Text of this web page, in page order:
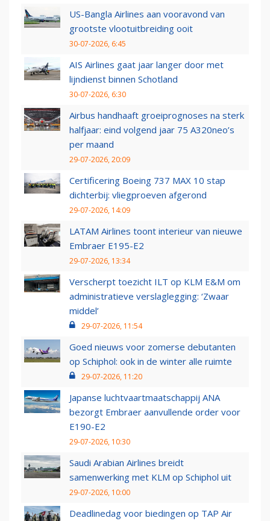
US-Bangla Airlines aan vooravond van
grootste vlootuitbreiding ooit
30-07-2026, 6:45
AIS Airlines gaat jaar langer door met
lijndienst binnen Schotland
30-07-2026, 6:30
Airbus handhaaft groeiprognoses na sterk
halfjaar: eind volgend jaar 75 A320neo’s
per maand
29-07-2026, 20:09
Certificering Boeing 737 MAX 10 stap
dichterbij: vliegproeven afgerond
29-07-2026, 14:09
LATAM Airlines toont interieur van nieuwe
Embraer E195-E2
29-07-2026, 13:34
Verscherpt toezicht ILT op KLM E&M om
administratieve verslaglegging: ‘Zwaar
middel’
29-07-2026, 11:54
Goed nieuws voor zomerse debutanten
op Schiphol: ook in de winter alle ruimte
29-07-2026, 11:20
Japanse luchtvaartmaatschappij ANA
bezorgt Embraer aanvullende order voor
E190-E2
29-07-2026, 10:30
Saudi Arabian Airlines breidt
samenwerking met KLM op Schiphol uit
29-07-2026, 10:00
Deadlinedag voor biedingen op TAP Air